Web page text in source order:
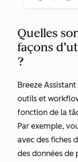
Quelles
façons
?
Breeze
outils et
fonction de la
Par exemple,
avec des fiches
des données de